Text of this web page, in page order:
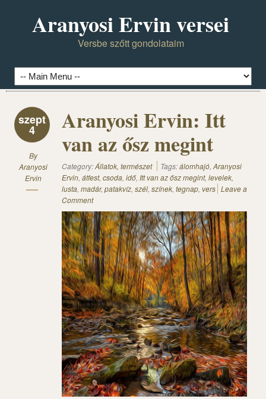
Aranyosi Ervin versei
Versbe szőtt gondolataim
szept
4
By
Aranyosi
Ervin
Aranyosi Ervin: Itt
van az ősz megint
Category:Állatok, természet Tags:álomhajó, Aranyosi
Ervin, átfest, csoda, idő, Itt van az ősz megint, levelek,
lusta, madár, patakvíz, szél, színek, tegnap, vers Leave a
Comment